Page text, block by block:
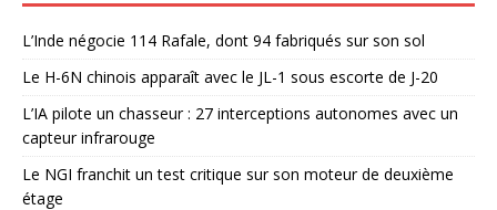
L’Inde négocie 114 Rafale, dont 94 fabriqués sur son sol
Le H-6N chinois apparaît avec le JL-1 sous escorte de J-20
L’IA pilote un chasseur : 27 interceptions autonomes avec un
capteur infrarouge
Le NGI franchit un test critique sur son moteur de deuxième
étage